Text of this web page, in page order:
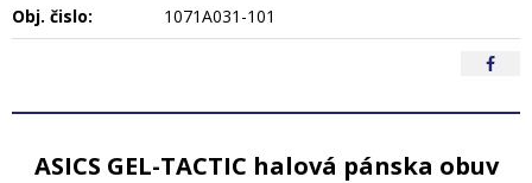
Obj. čislo: 1071A031-101
ASICS GEL-TACTIC halová pánska obuv